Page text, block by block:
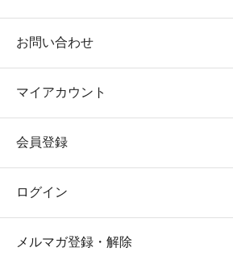
お問い合わせ
マイアカウント
会員登録
ログイン
メルマガ登録・解除